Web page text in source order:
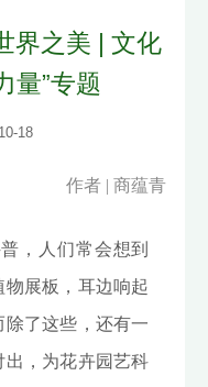
界之美 | 文化
量”专题
18
作者 | 商蕴青
，人们常会想到
展板，耳边响起
了这些，还有一
，为花卉园艺科